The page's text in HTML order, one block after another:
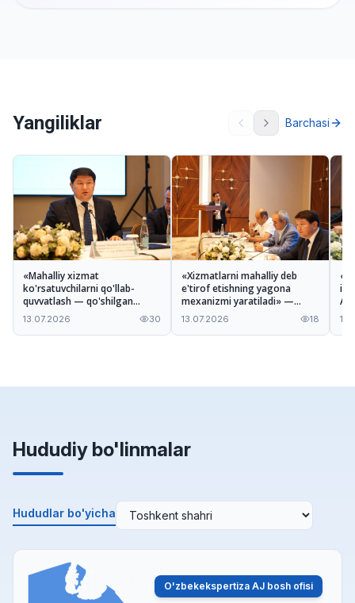
Yangiliklar Barchasi
«Mahalliy xizmat
ko'rsatuvchilarni qo'llab-
quvvatlash — qo'shilgan
qiymatni oshirishga xizmat
qiladi» — Ilhomjon Pardayev
13.07.2026 30
«Xizmatlarni mahalliy deb
e'tirof etishning yagona
mexanizmi yaratiladi» —
Odiljon Tohirov Nizom
loyihasi haqida
13.07.2026 18
Hududiy bo'linmalar
Hududlar bo'yicha
O'zbekekspertiza AJ bosh ofisi